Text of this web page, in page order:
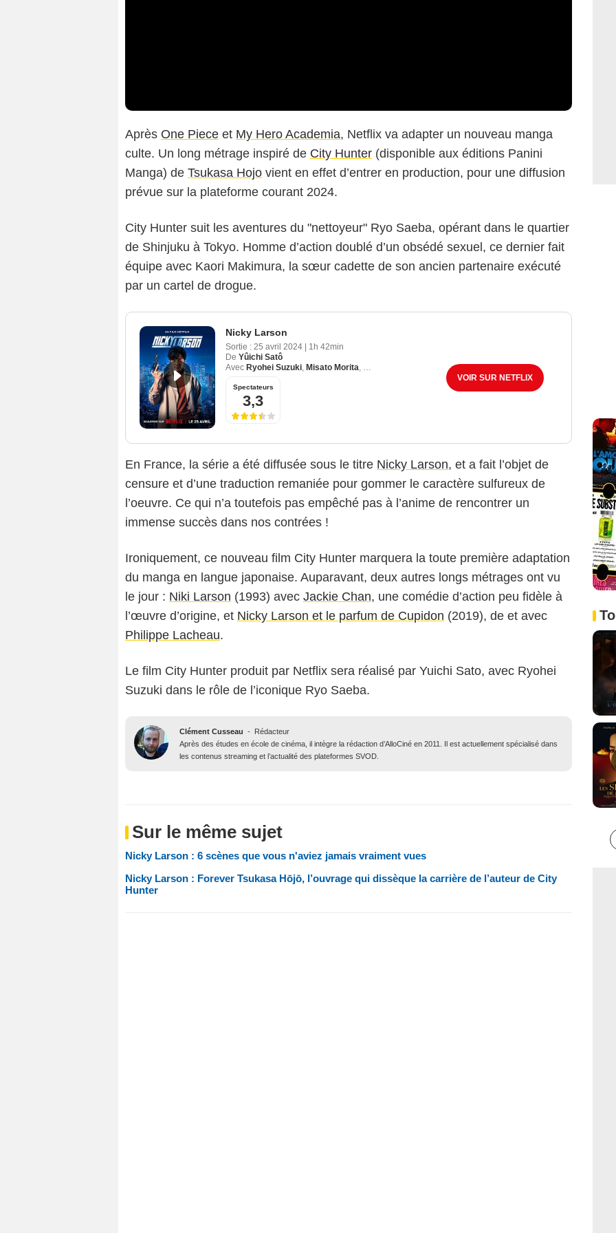
Après One Piece et My Hero Academia, Netflix va adapter un nouveau manga
culte. Un long métrage inspiré de City Hunter (disponible aux éditions Panini
Manga) de Tsukasa Hojo vient en effet d’entrer en production, pour une diffusion
prévue sur la plateforme courant 2024.
City Hunter suit les aventures du "nettoyeur" Ryo Saeba, opérant dans le quartier
de Shinjuku à Tokyo. Homme d’action doublé d’un obsédé sexuel, ce dernier fait
équipe avec Kaori Makimura, la sœur cadette de son ancien partenaire exécuté
par un cartel de drogue.
Nicky Larson
Sortie : 25 avril 2024
1h 42min
De Yûichi Satô
Avec Ryohei Suzuki, Misato Morita, Masanobu Ando
Spectateurs
3,3
VOIR SUR NETFLIX
En France, la série a été diffusée sous le titre Nicky Larson, et a fait l’objet de
censure et d’une traduction remaniée pour gommer le caractère sulfureux de
l’oeuvre. Ce qui n’a toutefois pas empêché pas à l’anime de rencontrer un
immense succès dans nos contrées !
Ironiquement, ce nouveau film City Hunter marquera la toute première adaptation
du manga en langue japonaise. Auparavant, deux autres longs métrages ont vu
le jour : Niki Larson (1993) avec Jackie Chan, une comédie d’action peu fidèle à
l’œuvre d’origine, et Nicky Larson et le parfum de Cupidon (2019), de et avec
Philippe Lacheau.
Le film City Hunter produit par Netflix sera réalisé par Yuichi Sato, avec Ryohei
Suzuki dans le rôle de l’iconique Ryo Saeba.
Clément Cusseau -
Rédacteur
Après des études en école de cinéma, il intègre la rédaction d’AlloCiné en 2011. Il est actuellement spécialisé dans
les contenus streaming et l’actualité des plateformes SVOD.
Sur le même sujet
Nicky Larson : 6 scènes que vous n'aviez jamais vraiment vues
Nicky Larson : Forever Tsukasa Hōjō, l’ouvrage qui dissèque la carrière de l’auteur de City
Hunter